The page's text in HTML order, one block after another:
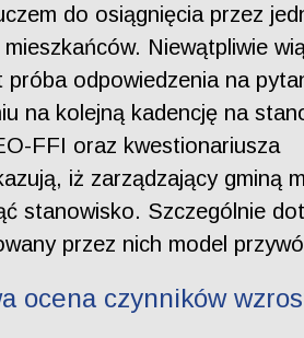
do osiągnięcia przez
Niewątpliwie
odpowiedzenia na
na kolejną kadencję na
FFI oraz kwestionariusza
iż zarządzający gminą
stanowisko. Szczególnie
przez nich model
ocena czynników